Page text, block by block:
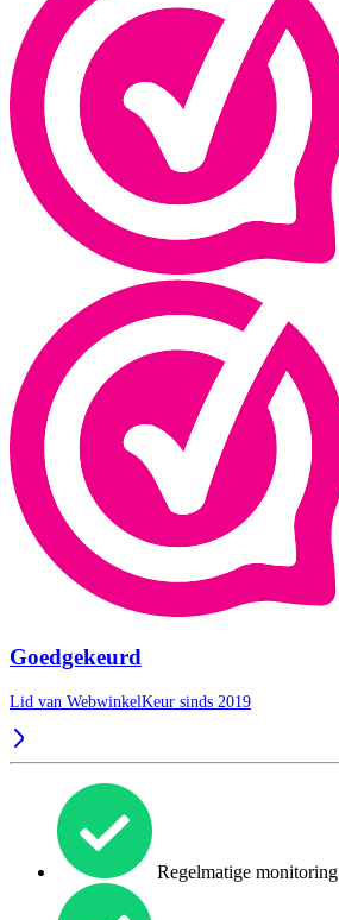
Goedgekeurd
Lid van WebwinkelKeur sinds 2019
Regelmatige monitoring